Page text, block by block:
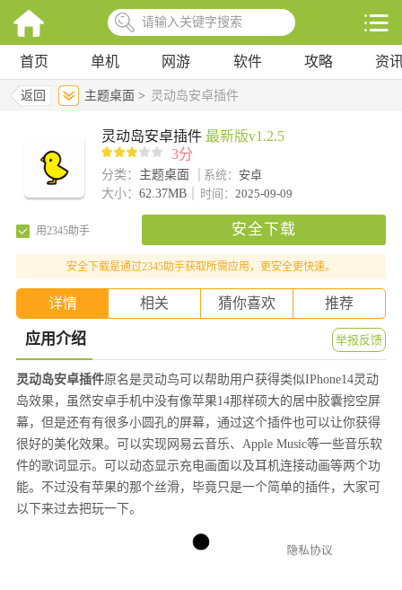
首页 单机 网游 软件 攻略 资
返回 主题桌面 > 灵动岛安卓插件
灵动岛安卓插件 最新版v1.2.5
3分
分类： 主题桌面 系统： 安卓
大小： 62.37MB 时间： 2025-09-09
用2345助手 安全下载
安全下载是通过2345助手获取所需应用，更安全更快速。
详情 相关 猜你喜欢 推荐
应用介绍 举报反馈
灵动岛安卓插件原名是灵动鸟可以帮助用户获得类似IPhone14灵动
岛效果，虽然安卓手机中没有像苹果14那样硕大的居中胶囊挖空屏
幕，但是还有有很多小圆孔的屏幕，通过这个插件也可以让你获得
很好的美化效果。可以实现网易云音乐、Apple Music等一些音乐软
件的歌词显示。可以动态显示充电画面以及耳机连接动画等两个功
能。不过没有苹果的那个丝滑，毕竟只是一个简单的插件，大家可
以下来过去把玩一下。